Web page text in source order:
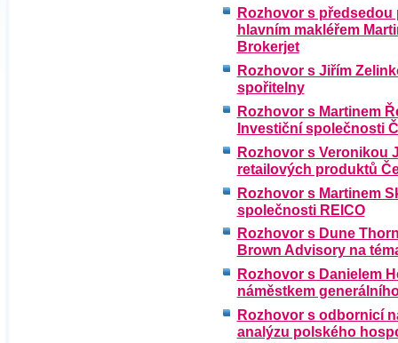
Rozhovor s předsedou
hlavním makléřem
Brokerjet
Rozhovor s Jiřím
spořitelny
Rozhovor s Martinem
Investiční společnosti
Rozhovor s Veronikou
retailových produktů
Rozhovor s Martinem
společnosti REICO
Rozhovor s Dune
Brown Advisory na
Rozhovor s Danielem
náměstkem
Rozhovor s odbornicí
analýzu polského